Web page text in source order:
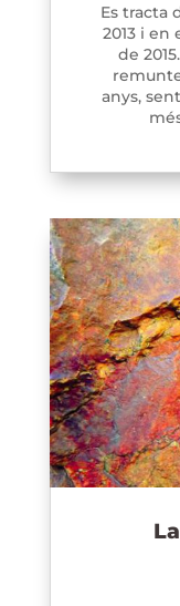
Es tracta
2013 i en
de
anys,